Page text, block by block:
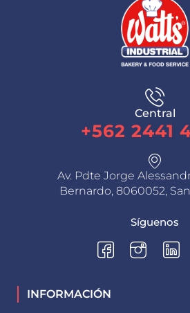
Central
+562 2441
Av. Pdte Jorge
Bernardo, 8060052,
Síguenos
INFORMACIÓN